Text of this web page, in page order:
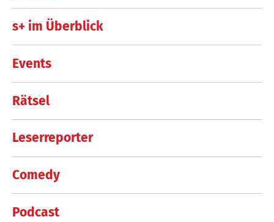
s+ im Überblick
Events
Rätsel
Leserreporter
Comedy
Podcast